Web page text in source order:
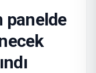
panelde